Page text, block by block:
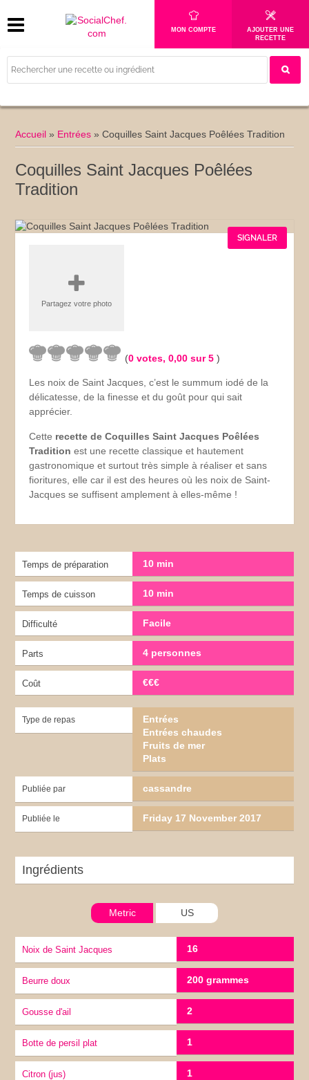
MON COMPTE
AJOUTER UNE
RECETTE
Accueil » Entrées »Coquilles Saint Jacques Poêlées Tradition
Coquilles Saint Jacques Poêlées
Tradition
SIGNALER
Partagez votre photo
(0 votes,0,00 sur 5)
Les noix de Saint Jacques, c’est le summum iodé de la
délicatesse, de la finesse et du goût pour qui sait
apprécier.
Cette recette de Coquilles Saint Jacques Poêlées
Tradition est une recette classique et hautement
gastronomique et surtout très simple à réaliser et sans
fioritures, elle car il est des heures où les noix de Saint-
Jacques se suffisent amplement à elles-même !
Temps de préparation 10 min
Temps de cuisson 10 min
Difficulté Facile
Parts 4 personnes
Coût €€€
Type de repas
Entrées
Entrées chaudes
Fruits de mer
Plats
Publiée par cassandre
Publiée le Friday 17 November 2017
Ingrédients
Metric US
Noix de Saint Jacques 16
Beurre doux 200 grammes
gousse d'ail 2
botte de persil plat 1
citron (jus) 1